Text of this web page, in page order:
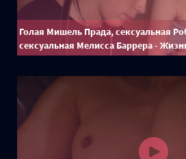
Голая Мишель Прада, сексуальная
сексуальная Мелисса Баррера -